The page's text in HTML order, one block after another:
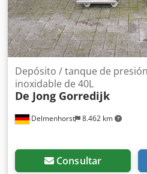
Delmenhorst 8.462 km
Depósito / tanque de
inoxidable de 40L
De Jong Gorredijk
Consultar